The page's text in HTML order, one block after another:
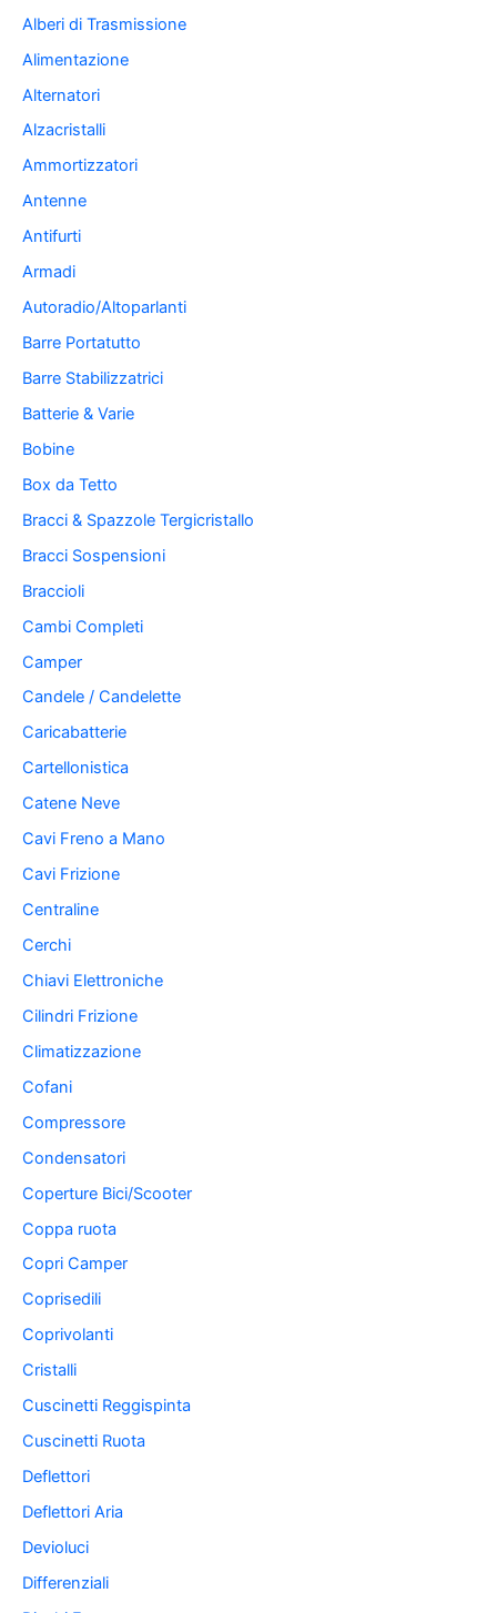
Alberi di Trasmissione
Alimentazione
Alternatori
Alzacristalli
Ammortizzatori
Antenne
Antifurti
Armadi
Autoradio/Altoparlanti
Barre Portatutto
Barre Stabilizzatrici
Batterie & Varie
Bobine
Box da Tetto
Bracci & Spazzole Tergicristallo
Bracci Sospensioni
Braccioli
Cambi Completi
Camper
Candele / Candelette
Caricabatterie
Cartellonistica
Catene Neve
Cavi Freno a Mano
Cavi Frizione
Centraline
Cerchi
Chiavi Elettroniche
Cilindri Frizione
Climatizzazione
Cofani
Compressore
Condensatori
Coperture Bici/Scooter
Coppa ruota
Copri Camper
Coprisedili
Coprivolanti
Cristalli
Cuscinetti Reggispinta
Cuscinetti Ruota
Deflettori
Deflettori Aria
Devioluci
Differenziali